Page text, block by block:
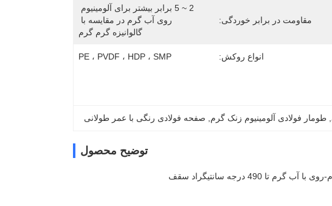
مقاومت در برابر خوردگی:
گالوانیزه گرم گرم
انواع روکش: PE ، PVDF ، HDP ، SMP
, طومار فولادی آلومینیوم زنک گرم صفحه فولادی رنگی با عمر طولانی
توضیح محصول